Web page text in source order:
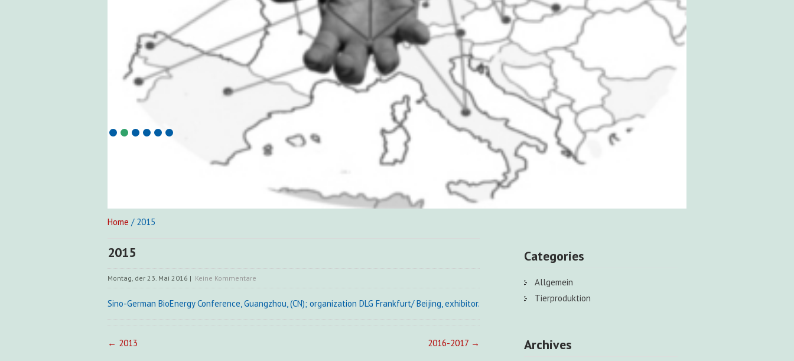
Home / 2015
2015
Montag, der 23. Mai 2016 | Keine Kommentare
Sino-German BioEnergy Conference, Guangzhou, (CN); organization DLG Frankfurt/ Beijing, exhibitor.
Post
← 2013 2016-2017 →
Categories
Allgemein
Tierproduktion
Archives